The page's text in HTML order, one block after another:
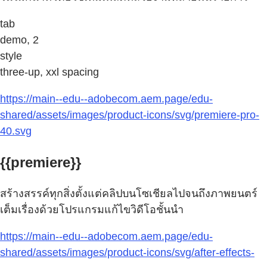
tab
demo, 2
style
three-up, xxl spacing
https://main--edu--adobecom.aem.page/edu-
shared/assets/images/product-icons/svg/premiere-pro-
40.svg
{{premiere}}
สร้างสรรค์ทุกสิ่งตั้งแต่คลิปบนโซเชียลไปจนถึงภาพยนตร์
เต็มเรื่องด้วยโปรแกรมแก้ไขวิดีโอชั้นนำ
https://main--edu--adobecom.aem.page/edu-
shared/assets/images/product-icons/svg/after-effects-